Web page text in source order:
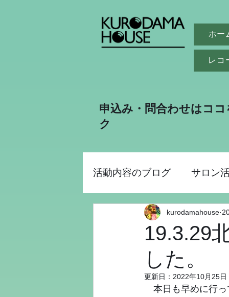
ホー
レコ
申込み・問合わせはコ
ク
活動内容のブログ サロン
助成金事業 昭和パー
19.3.29
した。
kurodamahouse
更新日： 2022年10月25日
本日も早めに行っ